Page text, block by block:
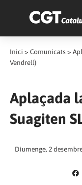
Inici > Comunicats >
Vendrell)
Aplaçada
Suagiten
Diumenge, 2